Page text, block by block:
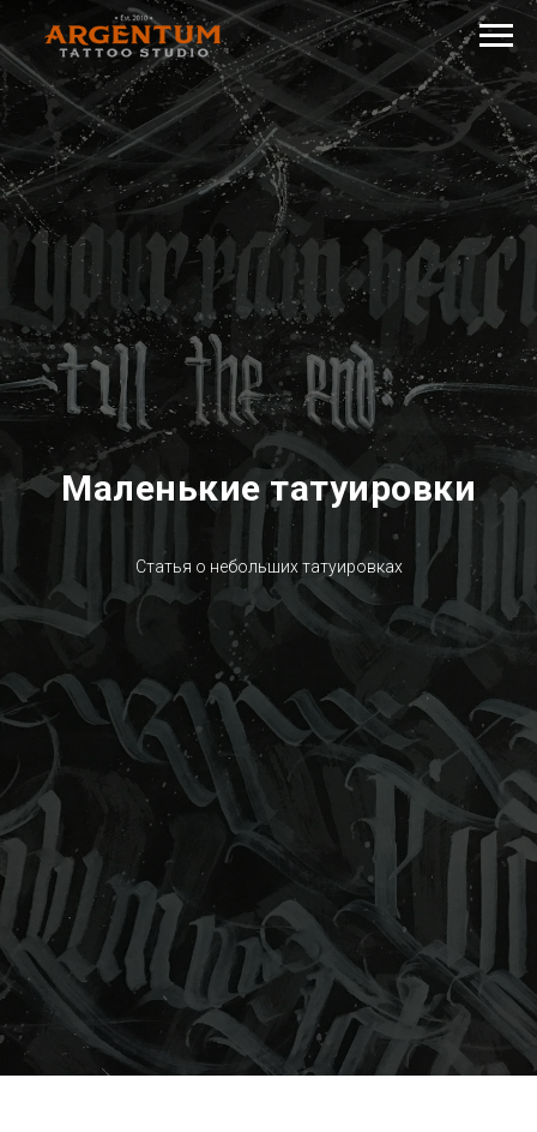
Маленькие татуировки
Статья о небольших татуировках